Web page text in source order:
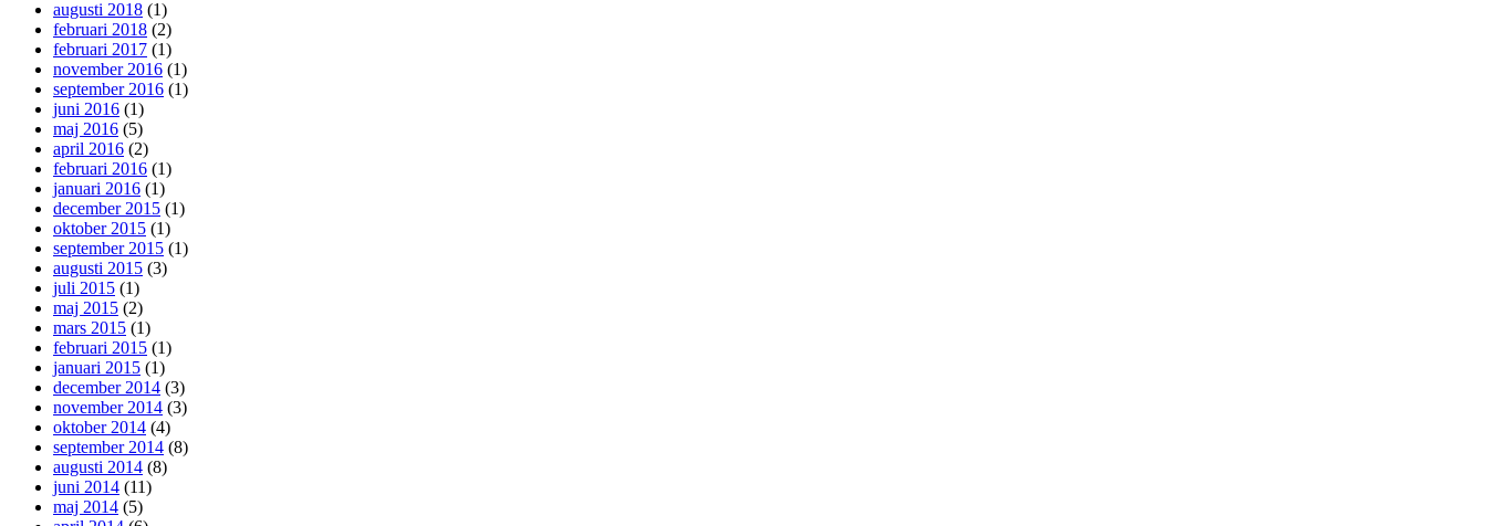
augusti 2018 (1)
februari 2018 (2)
februari 2017 (1)
november 2016 (1)
september 2016 (1)
juni 2016 (1)
maj 2016 (5)
april 2016 (2)
februari 2016 (1)
januari 2016 (1)
december 2015 (1)
oktober 2015 (1)
september 2015 (1)
augusti 2015 (3)
juli 2015 (1)
maj 2015 (2)
mars 2015 (1)
februari 2015 (1)
januari 2015 (1)
december 2014 (3)
november 2014 (3)
oktober 2014 (4)
september 2014 (8)
augusti 2014 (8)
juni 2014 (11)
maj 2014 (5)